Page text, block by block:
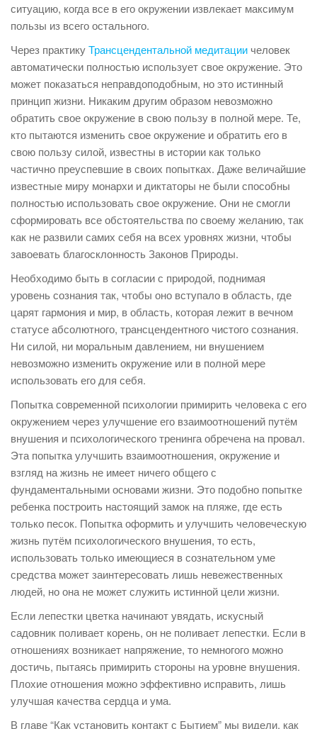
ситуацию, когда все в его окружении извлекает максимум
пользы из всего остального.
Через практикуТрансцендентальной медитации человек
автоматически полностью использует свое окружение. Это
может показаться неправдоподобным, но это истинный
принцип жизни. Никаким другим образом невозможно
обратить свое окружение в свою пользу в полной мере. Те,
кто пытаются изменить свое окружение и обратить его в
свою пользу силой, известны в истории как только
частично преуспевшие в своих попытках. Даже величайшие
известные миру монархи и диктаторы не были способны
полностью использовать свое окружение. Они не смогли
сформировать все обстоятельства по своему желанию, так
как не развили самих себя на всех уровнях жизни, чтобы
завоевать благосклонность Законов Природы.
Необходимо быть в согласии с природой, поднимая
уровень сознания так, чтобы оно вступало в область, где
царят гармония и мир, в область, которая лежит в вечном
статусе абсолютного, трансцендентного чистого сознания.
Ни силой, ни моральным давлением, ни внушением
невозможно изменить окружение или в полной мере
использовать его для себя.
Попытка современной психологии примирить человека с его
окружением через улучшение его взаимоотношений путём
внушения и психологического тренинга обречена на провал.
Эта попытка улучшить взаимоотношения, окружение и
взгляд на жизнь не имеет ничего общего с
фундаментальными основами жизни. Это подобно попытке
ребенка построить настоящий замок на пляже, где есть
только песок. Попытка оформить и улучшить человеческую
жизнь путём психологического внушения, то есть,
использовать только имеющиеся в сознательном уме
средства может заинтересовать лишь невежественных
людей, но она не может служить истинной цели жизни.
Если лепестки цветка начинают увядать, искусный
садовник поливает корень, он не поливает лепестки. Если в
отношениях возникает напряжение, то немногого можно
достичь, пытаясь примирить стороны на уровне внушения.
Плохие отношения можно эффективно исправить, лишь
улучшая качества сердца и ума.
В главе “Как установить контакт с Бытием” мы видели, как